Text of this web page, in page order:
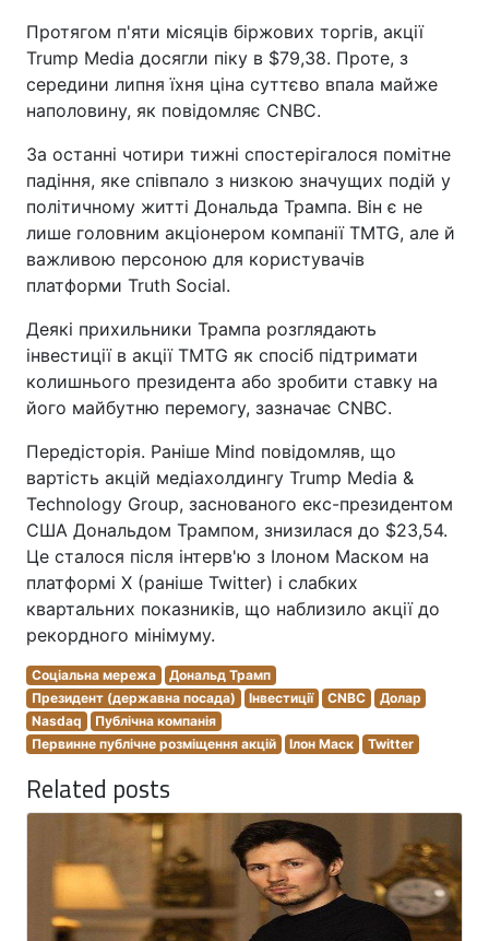
Протягом п'яти місяців біржових торгів, акції
Trump Media досягли піку в $79,38. Проте, з
середини липня їхня ціна суттєво впала майже
наполовину, як повідомляє CNBC.
За останні чотири тижні спостерігалося помітне
падіння, яке співпало з низкою значущих подій у
політичному житті Дональда Трампа. Він є не
лише головним акціонером компанії TMTG, але й
важливою персоною для користувачів
платформи Truth Social.
Деякі прихильники Трампа розглядають
інвестиції в акції TMTG як спосіб підтримати
колишнього президента або зробити ставку на
його майбутню перемогу, зазначає CNBC.
Передісторія. Раніше Mind повідомляв, що
вартість акцій медіахолдингу Trump Media &
Technology Group, заснованого екс-президентом
США Дональдом Трампом, знизилася до $23,54.
Це сталося після інтерв'ю з Ілоном Маском на
платформі X (раніше Twitter) і слабких
квартальних показників, що наблизило акції до
рекордного мінімуму.
Соціальна мережа
Дональд Трамп
Президент (державна посада)
Інвестиції CNBC
Долар
Nasdaq
Публічна компанія
Первинне публічне розміщення акцій
Ілон Маск Twitter
Related posts